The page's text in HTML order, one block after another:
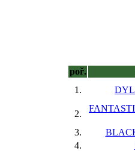
poř.
1.
2.
3.
4.